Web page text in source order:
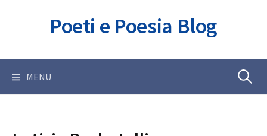
Poeti e Poesia Blog
MENU Ricerca